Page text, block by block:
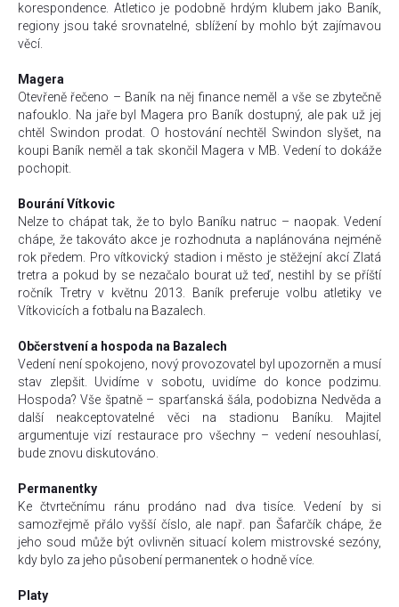
korespondence. Atletico je podobně hrdým klubem jako Baník,
regiony jsou také srovnatelné, sblížení by mohlo být zajímavou
věcí.
Magera
Otevřeně řečeno – Baník na něj finance neměl a vše se zbytečně
nafouklo. Na jaře byl Magera pro Baník dostupný, ale pak už jej
chtěl Swindon prodat. O hostování nechtěl Swindon slyšet, na
koupi Baník neměl a tak skončil Magera v MB. Vedení to dokáže
pochopit.
Bourání Vítkovic
Nelze to chápat tak, že to bylo Baníku natruc – naopak. Vedení
chápe, že takováto akce je rozhodnuta a naplánována nejméně
rok předem. Pro vítkovický stadion i město je stěžejní akcí Zlatá
tretra a pokud by se nezačalo bourat už teď, nestihl by se příští
ročník Tretry v květnu 2013. Baník preferuje volbu atletiky ve
Vítkovicích a fotbalu na Bazalech.
Občerstvení a hospoda na Bazalech
Vedení není spokojeno, nový provozovatel byl upozorněn a musí
stav zlepšit. Uvidíme v sobotu, uvidíme do konce podzimu.
Hospoda? Vše špatně – sparťanská šála, podobizna Nedvěda a
další neakceptovatelné věci na stadionu Baníku. Majitel
argumentuje vizí restaurace pro všechny – vedení nesouhlasí,
bude znovu diskutováno.
Permanentky
Ke čtvrtečnímu ránu prodáno nad dva tisíce. Vedení by si
samozřejmě přálo vyšší číslo, ale např. pan Šafarčík chápe, že
jeho soud může být ovlivněn situací kolem mistrovské sezóny,
kdy bylo za jeho působení permanentek o hodně více.
Platy